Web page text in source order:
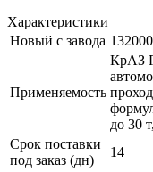
Характеристики
Новый с завода
Применяемость
КрАЗ
до 30
Срок поставки
под заказ (дн)
14